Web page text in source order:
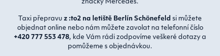
značky Mercedes.
Taxi přepravu z :to2 na letiště Berlín Schönefeld si můžete
objednat online nebo nám můžete zavolat na telefonní číslo
+420 777 553 478, kde Vám rádi zodpovíme veškeré dotazy a
pomůžeme s objednávkou.